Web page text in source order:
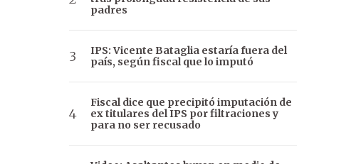
padres
IPS: Vicente Bataglia estaría fuera del
país, según fiscal que lo imputó
Fiscal dice que precipitó imputación de
ex titulares del IPS por filtraciones y
para no ser recusado